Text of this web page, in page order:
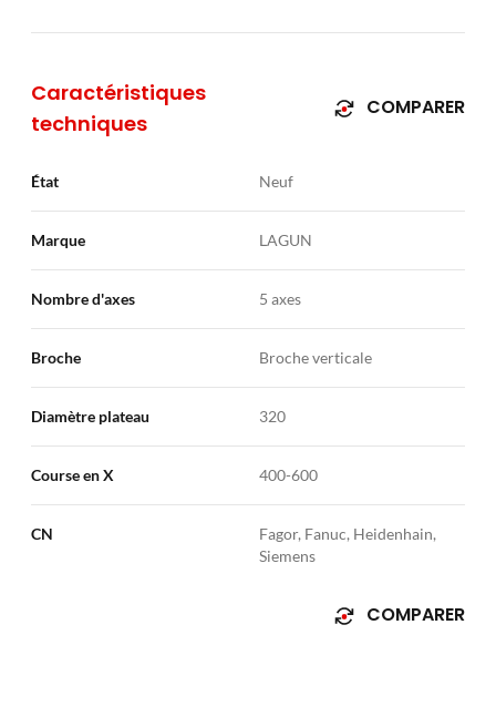
Caractéristiques
techniques
COMPARER
État Neuf
Marque LAGUN
Nombre d'axes 5 axes
Broche Broche verticale
Diamètre plateau 320
Course en X 400-600
CN
Fagor, Fanuc, Heidenhain,
Siemens
COMPARER